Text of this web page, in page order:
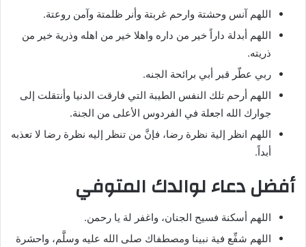
اللهم آنس وحشتة وارحم غربتة وأنر ظلمتة وآمن روعتة.
اللهم أبدلة داراً خير من داره واهلا خير من اهله وذرية خير من
ذريته.
ربي عطّر قبر أبي برائحة الجنه.
اللهم أرحم تلك النفس الطيبة التي فارقت الدنيا وأنتقلت إلى
جوارك الله اجعلة في الفردوس الأعلى من الجنة.
اللهم انظر إلية نظرة رضا، فإنَّ من تنظر إليه نظرة رضا لا تعذبه
أبداً.
أفضل دعاء لوالدك المتوفي
اللهم أسكنة فسيح الجنان، واغفر لة يا رحمن.
اللهم شفِّع فية نبينا ومصطفاك صلى الله عليه وسلَّم، واحشرة